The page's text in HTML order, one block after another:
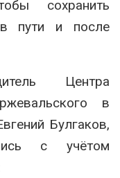
сохранить
в пути и после
Центра
в
Булгаков,
с учётом